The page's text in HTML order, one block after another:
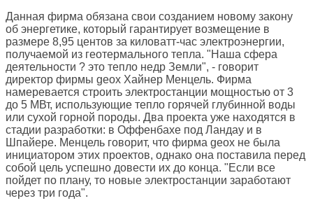
Данная фирма обязана свои созданием новому закону
об энергетике, который гарантирует возмещение в
размере 8,95 центов за киловатт-час электроэнергии,
получаемой из геотермального тепла. "Наша сфера
деятельности ? это тепло недр Земли", - говорит
директор фирмы geox Хайнер Менцель. Фирма
намеревается строить электростанции мощностью от 3
до 5 МВт, использующие тепло горячей глубинной воды
или сухой горной породы. Два проекта уже находятся в
стадии разработки: в Оффенбахе под Ландау и в
Шпайере. Менцель говорит, что фирма geox не была
инициатором этих проектов, однако она поставила перед
собой цель успешно довести их до конца. "Если все
пойдет по плану, то новые электростанции заработают
через три года".